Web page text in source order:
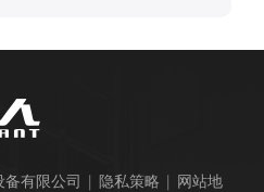
备有限公司 | 隐私策略 | 网站地